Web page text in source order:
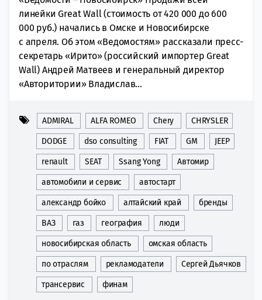
линейки Great Wall (стоимость от 420 000 до 600
000 руб.) начались в Омске и Новосибирске
с апреля. Об этом «Ведомостям» рассказали пресс-
секретарь «Ирито» (российский импортер Great
Wall) Андрей Матвеев и генеральный директор
«Авторитории» Владислав...
ADMIRAL ALFA ROMEO Chery CHRYSLER
DODGE dso consulting FIAT GM JEEP
renault SEAT Ssang Yong Автомир
автомобили и сервис автостарт
александр бойко алтайский край бренды
ВАЗ газ география люди
новосибирская область омская область
по отраслям рекламодатели Сергей Дьячков
трансервис финам